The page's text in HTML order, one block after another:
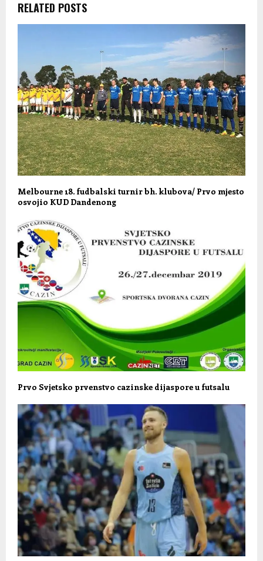
RELATED POSTS
Melbourne 18. fudbalski turnir bh. klubova/ Prvo mjesto
osvojio KUD Dandenong
Prvo Svjetsko prvenstvo cazinske dijaspore u futsalu